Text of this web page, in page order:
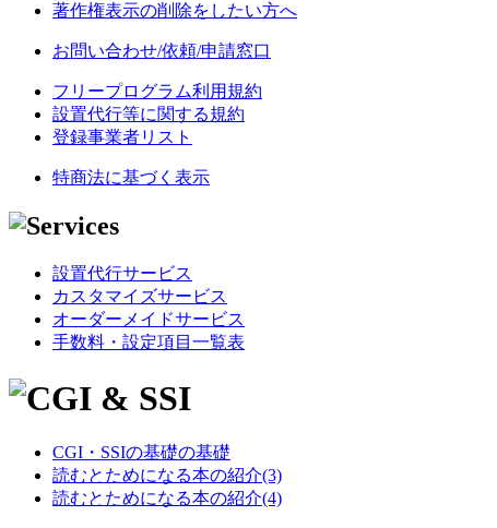
著作権表示の削除をしたい方へ
お問い合わせ/依頼/申請窓口
フリープログラム利用規約
設置代行等に関する規約
登録事業者リスト
特商法に基づく表示
設置代行サービス
カスタマイズサービス
オーダーメイドサービス
手数料・設定項目一覧表
CGI・SSIの基礎の基礎
読むとためになる本の紹介(3)
読むとためになる本の紹介(4)